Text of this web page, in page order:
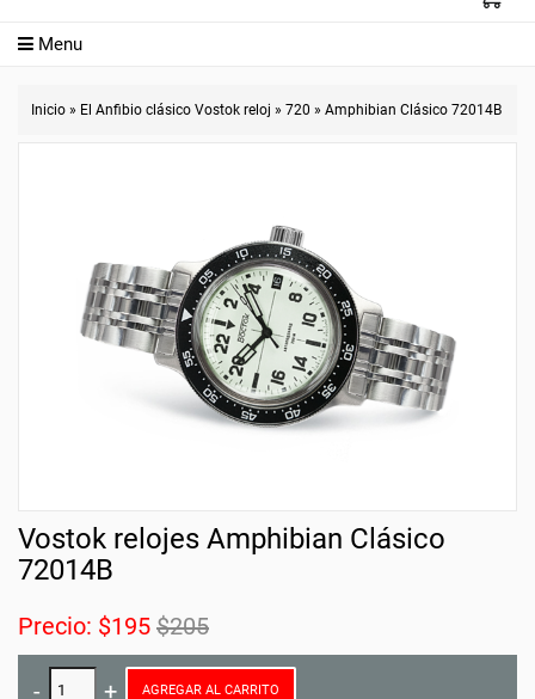
Menu
Inicio » El Anfibio clásico Vostok reloj » 720 » Amphibian Clásico 72014B
Vostok relojes Amphibian Clásico
72014B
Precio: $195 $205
AGREGAR AL CARRITO